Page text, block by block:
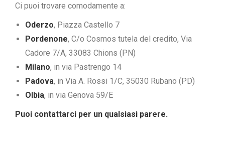
Ci puoi trovare comodamente a:
Oderzo, Piazza Castello 7
Pordenone, C/o Cosmos tutela del credito, Via
Cadore 7/A, 33083 Chions (PN)
Milano, in via Pastrengo 14
Padova, in Via A. Rossi 1/C, 35030 Rubano (PD)
Olbia, in via Genova 59/E
Puoi contattarci per un qualsiasi parere.